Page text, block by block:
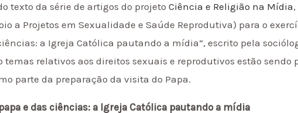
texto da série de artigos do projetoCiência e Religião na Mídia
a Projetos em Sexualidade e Saúde Reprodutiva) para o
a Igreja Católica pautando a mídia”, escrito pela
relativos aos direitos sexuais e reprodutivos estão sendo
parte da preparação da visita do Papa.
e das ciências: a Igreja Católica pautando a mídia